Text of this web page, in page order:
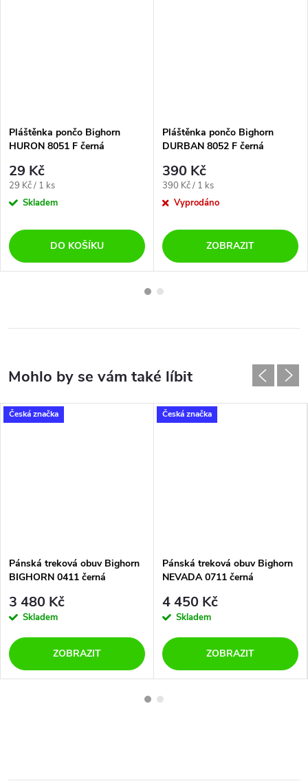
Pláštěnka pončo Bighorn
HURON 8051 F černá
29 Kč
Měrná
cena:
29 Kč / 1 ks
Skladem
DO KOŠÍKU
Pláštěnka pončo Bighorn
DURBAN 8052 F černá
390 Kč
Měrná
cena:
390 Kč / 1 ks
Vyprodáno
ZOBRAZIT
Česká značka
Pánská treková obuv Bighorn
BIGHORN 0411 černá
3 480 Kč
Skladem
ZOBRAZIT
Česká značka
Pánská treková obuv Bighorn
NEVADA 0711 černá
4 450 Kč
Skladem
ZOBRAZIT